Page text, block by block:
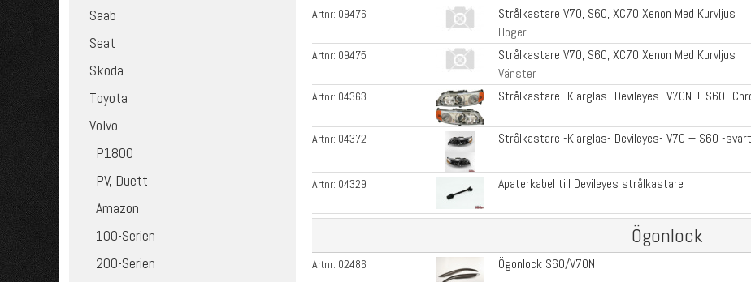
Saab
Seat
Skoda
Toyota
Volvo
P1800
PV, Duett
Amazon
100-Serien
200-Serien
Artnr: 09476
Strålkastare V70, S60, XC70 Xenon Med Kurvljus
Höger
Artnr: 09475
Strålkastare V70, S60, XC70 Xenon Med Kurvljus
Vänster
Artnr: 04363 Strålkastare -Klarglas- Devileyes- V70N + S60 -
Artnr: 04372 Strålkastare -Klarglas- Devileyes- V70 + S60 -
Artnr: 04329 Apaterkabel till Devileyes strålkastare
Ögonlock
Artnr: 02486 Ögonlock S60/V70N